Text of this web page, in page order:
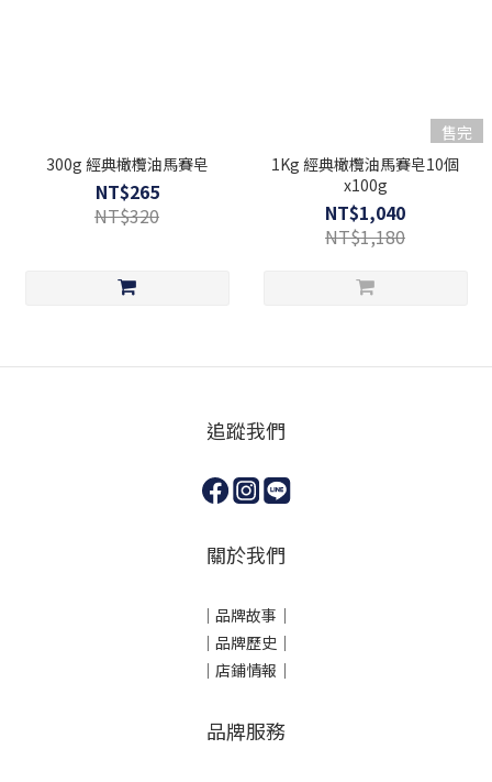
300g 經典橄欖油馬賽皂
NT$265
NT$320
售完
1Kg 經典橄欖油馬賽皂10個
x100g
NT$1,040
NT$1,180
追蹤我們
關於我們
｜ 品牌故事 ｜
｜品牌歷史 ｜
｜店鋪情報｜
品牌服務